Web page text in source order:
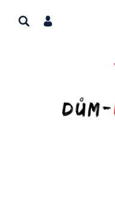
obsah